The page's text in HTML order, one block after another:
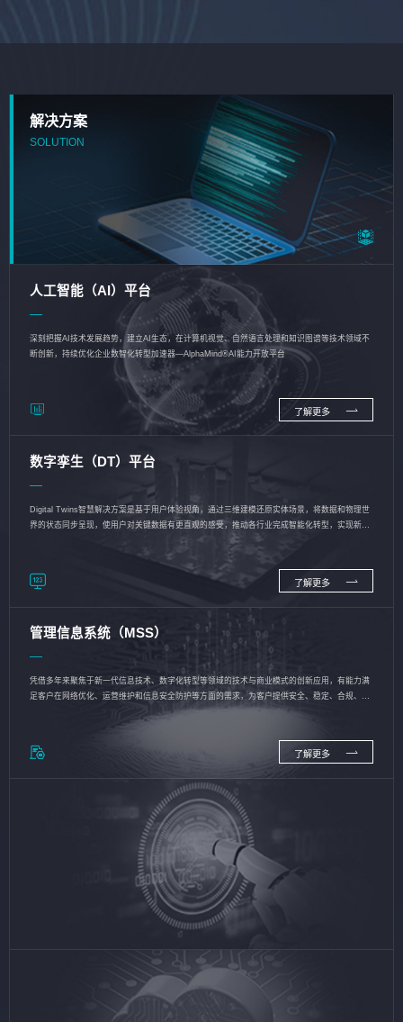
解决方案
SOLUTION
人工智能（AI）平台
深刻把握AI技术发展趋势，建立AI生态，在计算机视觉、自然语言处理和知识图谱等技术领域不
断创新，持续优化企业数智化转型加速器—AlphaMind®AI能力开放平台
了解更多
数字孪生（DT）平台
Digital Twins智慧解决方案是基于用户体验视角，通过三维建模还原实体场景，将数据和物理世
界的状态同步呈现，使用户对关键数据有更直观的感受，推动各行业完成智能化转型，实现新旧
了解更多
管理信息系统（MSS）
凭借多年来聚焦于新一代信息技术、数字化转型等领域的技术与商业模式的创新应用，有能力满
足客户在网络优化、运营维护和信息安全防护等方面的需求，为客户提供安全、稳定、合规、持
了解更多